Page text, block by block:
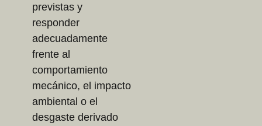
previstas y
responder
adecuadamente
frente al
comportamiento
mecánico, el impacto
ambiental o el
desgaste derivado